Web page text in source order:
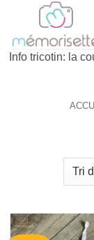
contenu
Info tricotin: la